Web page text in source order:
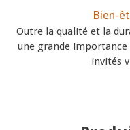
Bien-
Outre la qualité et la
une grande
invités